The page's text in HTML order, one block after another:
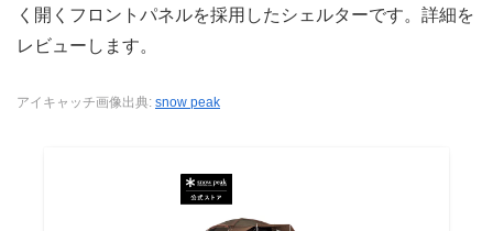
く開くフロントパネルを採用したシェルターです。詳細を
レビューします。
アイキャッチ画像出典: snow peak